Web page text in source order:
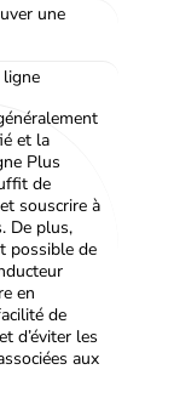
une
et la
Plus
de
souscrire à
De plus,
possible de
en
de
d’éviter les
aux